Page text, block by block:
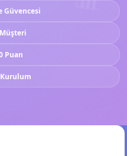
Güvencesi
Puan